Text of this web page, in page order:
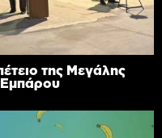
της Μεγάλης